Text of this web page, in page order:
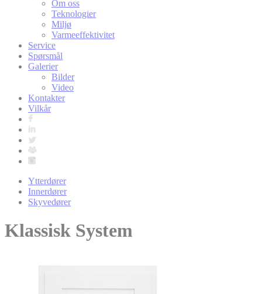
Om oss
Teknologier
Miljø
Varmeeffektivitet
Service
Spørsmål
Galerier
Bilder
Video
Kontakter
Vilkår
Ytterdører
Innerdører
Skyvedører
Klassisk System